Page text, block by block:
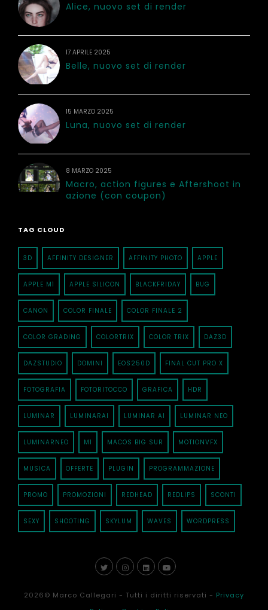
Alice, nuovo set di render
17 APRILE 2025
Belle, nuovo set di render
15 MARZO 2025
Luna, nuovo set di render
8 MARZO 2025
Macro, action figures e Aftershoot in
azione (con coupon)
TAG CLOUD
3D AFFINITY DESIGNER AFFINITY PHOTO APPLE
APPLE M1 APPLE SILICON BLACKFRIDAY BUG
CANON COLOR FINALE COLOR FINALE 2
COLOR GRADING COLORTRIX COLOR TRIX DAZ3D
DAZSTUDIO DOMINI EOS250D FINAL CUT PRO X
FOTOGRAFIA FOTORITOCCO GRAFICA HDR
LUMINAR LUMINARAI LUMINAR AI LUMINAR NEO
LUMINARNEO M1 MACOS BIG SUR MOTIONVFX
MUSICA OFFERTE PLUGIN PROGRAMMAZIONE
PROMO PROMOZIONI REDHEAD REDLIPS SCONTI
SEXY SHOOTING SKYLUM WAVES WORDPRESS
2026© Marco Callegari - Tutti i diritti riservati - Privacy